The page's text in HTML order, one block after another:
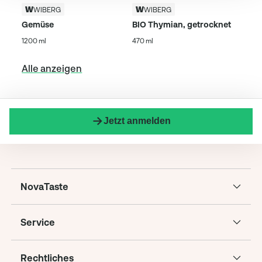
WIBERG
Gemüse
1200 ml
WIBERG
BIO Thymian, getrocknet
470 ml
Alle anzeigen
Jetzt anmelden
NovaTaste
Service
Rechtliches